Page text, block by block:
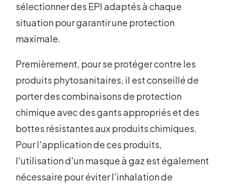
sélectionner des EPI adaptés à chaque
situation pour garantir une protection
maximale.
Premièrement, pour se protéger contre les
produits phytosanitaires, il est conseillé de
porter des combinaisons de protection
chimique avec des gants appropriés et des
bottes résistantes aux produits chimiques.
Pour l'application de ces produits,
l'utilisation d'un masque à gaz est également
nécessaire pour éviter l'inhalation de